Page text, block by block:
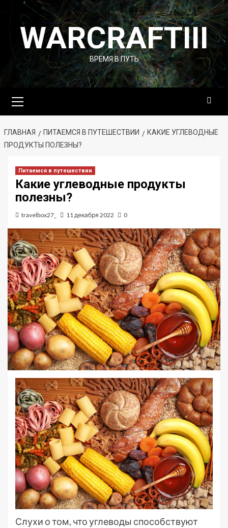
Перейти
содержимому
WARCRAFTIII
ВРЕМЯ В ПУТЬ
меню
ГЛАВНАЯ ПИТАЕМСЯ В ПУТЕШЕСТВИИ
КАКИЕ УГЛЕВОДНЫЕ
ПРОДУКТЫ ПОЛЕЗНЫ?
Питаемся в путешествии
Какие углеводные продукты
полезны?
travelbox27_ 11 декабря 2022 0
Слухи о том, что углеводы способствуют